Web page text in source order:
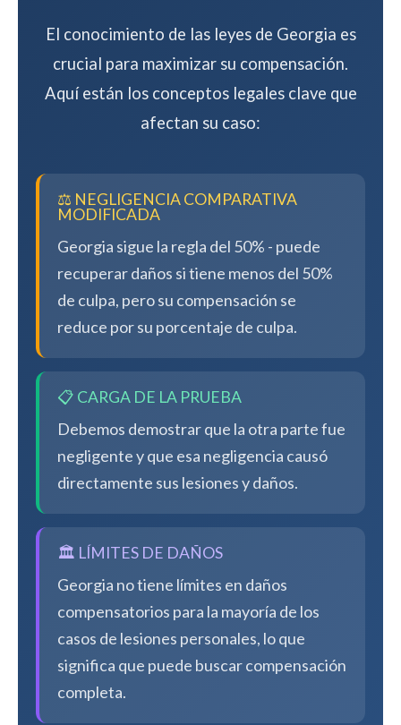
El conocimiento de las leyes de Georgia es
crucial para maximizar su compensación.
Aquí están los conceptos legales clave que
afectan su caso:
⚖️ NEGLIGENCIA COMPARATIVA
MODIFICADA
Georgia sigue la regla del 50% - puede
recuperar daños si tiene menos del 50%
de culpa, pero su compensación se
reduce por su porcentaje de culpa.
📋 CARGA DE LA PRUEBA
Debemos demostrar que la otra parte fue
negligente y que esa negligencia causó
directamente sus lesiones y daños.
🏛️ LÍMITES DE DAÑOS
Georgia no tiene límites en daños
compensatorios para la mayoría de los
casos de lesiones personales, lo que
significa que puede buscar compensación
completa.